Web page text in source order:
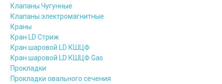
Клапаны Чугунные
Клапаны электромагнитные
Краны
Кран LD Стриж
Кран шаровой LD КШЦФ
Кран шаровой LD КШЦФ Gas
Прокладки
Прокладки овального сечения